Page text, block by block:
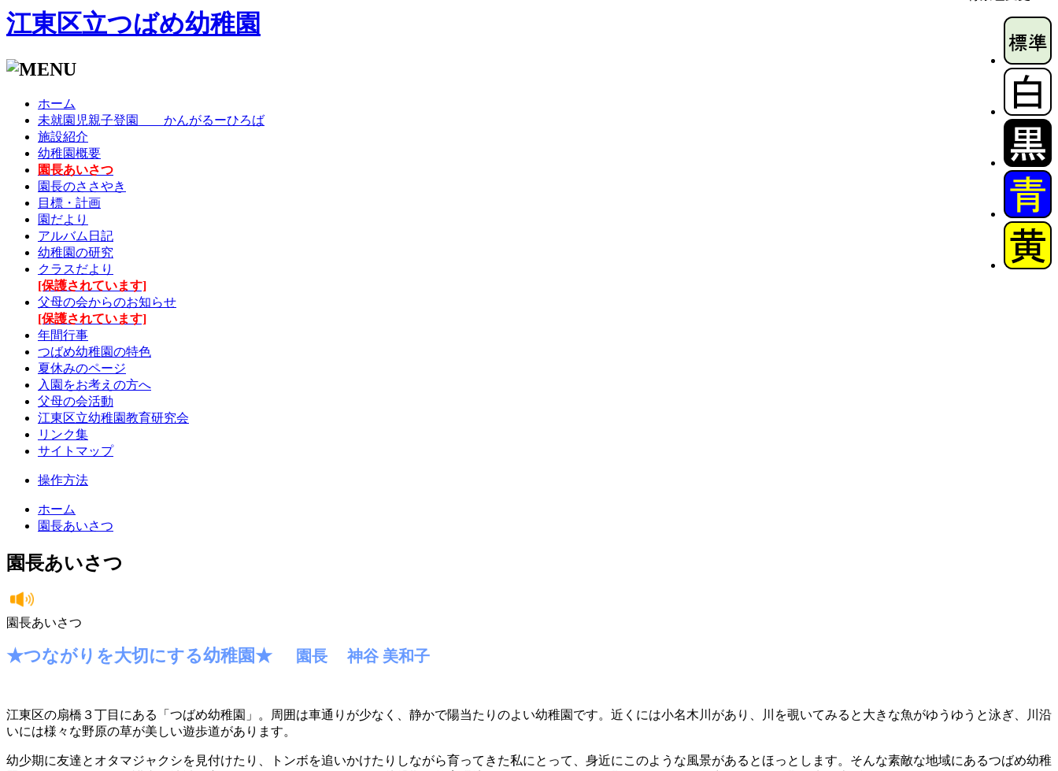
江東区立つばめ幼稚園
ホーム
未就園児親子登園 かんがるーひろば
施設紹介
幼稚園概要
園長あいさつ
園長のささやき
目標・計画
園だより
アルバム日記
幼稚園の研究
クラスだより
[保護されています]
父母の会からのお知らせ
[保護されています]
年間行事
つばめ幼稚園の特色
夏休みのページ
入園をお考えの方へ
父母の会活動
江東区立幼稚園教育研究会
リンク集
サイトマップ
操作方法
ホーム
園長あいさつ
園長あいさつ
園長あいさつ
★つながりを大切にする幼稚園★ 園長 神谷 美和子
江東区の扇橋３丁目にある「つばめ幼稚園」。周囲は車通りが少なく、静かで陽当たりのよい幼稚園です。近くには小名木川があり、川を覗いてみると大きな魚がゆうゆうと泳ぎ、川沿
いには様々な野原の草が美しい遊歩道があります。
幼少期に友達とオタマジャクシを見付けたり、トンボを追いかけたりしながら育ってきた私にとって、身近にこのような風景があるとほっとします。そんな素敵な地域にあるつばめ幼稚